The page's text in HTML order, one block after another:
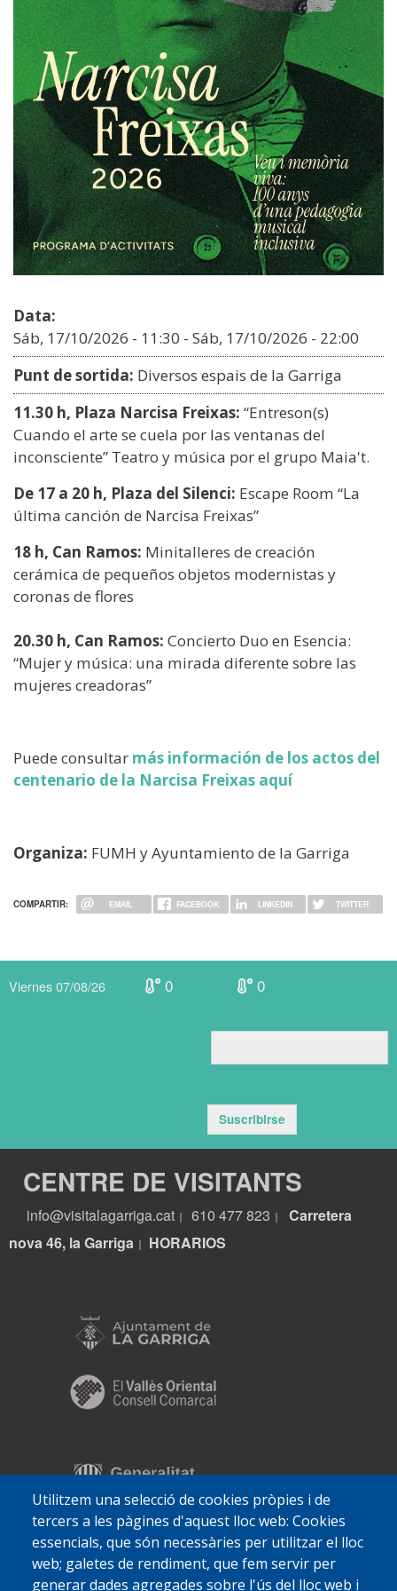
Data:
Sáb, 17/10/2026 - 11:30 - Sáb, 17/10/2026 - 22:00
Punt de sortida: Diversos espais de la Garriga
11.30 h, Plaza Narcisa Freixas: “Entreson(s)
Cuando el arte se cuela por las ventanas del
inconsciente” Teatro y música por el grupo Maia't.
De 17 a 20 h, Plaza del Silenci: Escape Room “La
última canción de Narcisa Freixas”
18 h, Can Ramos: Minitalleres de creación
cerámica de pequeños objetos modernistas y
coronas de flores
20.30 h, Can Ramos: Concierto Duo en Esencia:
“Mujer y música: una mirada diferente sobre las
mujeres creadoras”
Puede consultar más información de los actos del
centenario de la Narcisa Freixas aquí
Organiza: FUMH y Ayuntamiento de la Garriga
COMPARTIR: EMAIL FACEBOOK LINKEDIN TWITTER
Utilitzem una selecció de cookies pròpies i de
tercers a les pàgines d'aquest lloc web: Cookies
essencials, que són necessàries per utilitzar el lloc
web; galetes de rendiment, que fem servir per
generar dades agregades sobre l'ús del lloc web i
Viernes 07/08/26 0 0
Suscribirse
CENTRE DE VISITANTS
info@visitalagarriga.cat 610 477 823
Carretera
nova 46, la Garriga
HORARIOS